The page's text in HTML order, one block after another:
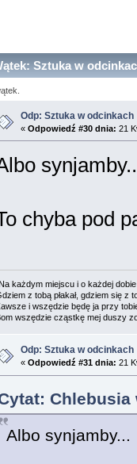
Sztuka w
Odp: Sztuka w odcinkach
« Odpowiedź #30 dnia: 21
chyba pod
każdym miejscu i o każdej dobie
z tobą płakał, gdziem się z
i wszędzie będę ja przy
wszędzie cząstkę mej duszy
Odp: Sztuka w odcinkach
« Odpowiedź #31 dnia: 21
Chlebusia
Albo synjamby...